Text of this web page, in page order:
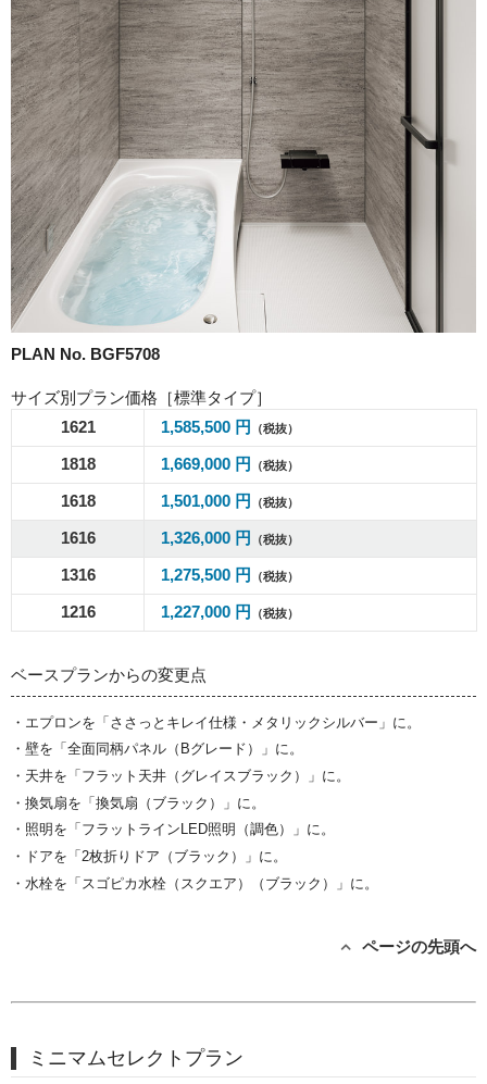
PLAN No. BGF5708
サイズ別プラン価格［標準タイプ］
1621
1,585,500 円 （税抜）
1818 1,669,000 円 （税抜）
1618 1,501,000 円 （税抜）
1616 1,326,000 円 （税抜）
1316 1,275,500 円 （税抜）
1216 1,227,000 円 （税抜）
ベースプランからの変更点
・エプロンを「ささっとキレイ仕様・メタリックシルバー」に。
・壁を「全面同柄パネル（Bグレード）」に。
・天井を「フラット天井（グレイスブラック）」に。
・換気扇を「換気扇（ブラック）」に。
・照明を「フラットラインLED照明（調色）」に。
・ドアを「2枚折りドア（ブラック）」に。
・水栓を「スゴピカ水栓（スクエア）（ブラック）」に。
ページの先頭へ
ミニマムセレクトプラン